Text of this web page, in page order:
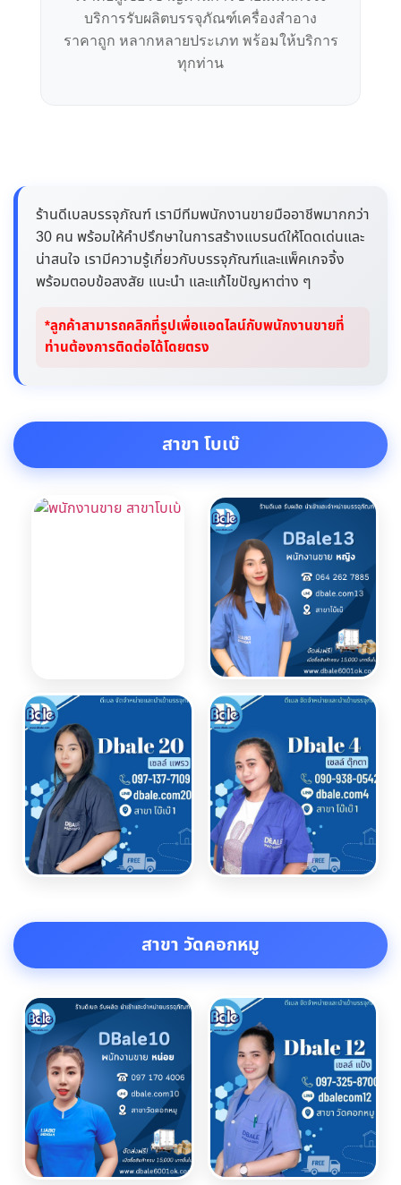
บริการรับผลิตบรรจุภัณฑ์เครื่องสำอาง
ราคาถูก หลากหลายประเภท พร้อมให้บริการ
ทุกท่าน
ร้านดีเบลบรรจุภัณฑ์ เรามีทีมพนักงานขายมืออาชีพมากกว่า
30 คน พร้อมให้คำปรึกษาในการสร้างแบรนด์ให้โดดเด่นและ
น่าสนใจ เรามีความรู้เกี่ยวกับบรรจุภัณฑ์และแพ็คเกจจิ้ง
พร้อมตอบข้อสงสัย แนะนำ และแก้ไขปัญหาต่าง ๆ
*ลูกค้าสามารถคลิกที่รูปเพื่อแอดไลน์กับพนักงานขายที่
ท่านต้องการติดต่อได้โดยตรง
สาขา โบเบ๊
สาขา วัดคอกหมู